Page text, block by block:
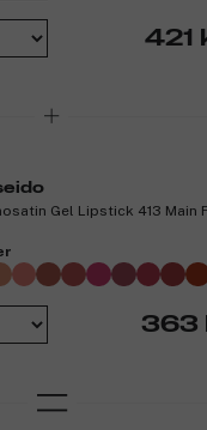
421
Gel Lipstick 413 Main
363